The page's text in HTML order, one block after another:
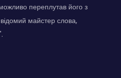
переплутав його з
майстер слова,